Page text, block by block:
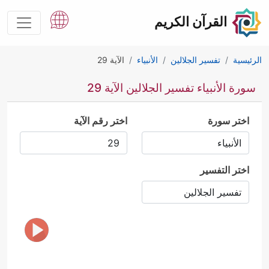
القرآن الكريم
الرئيسية تفسير الجلالين الأنبياء الآية 29
سورة الأنبياء تفسير الجلالين الآية 29
اختر سورة اختر رقم الآية
اختر التفسير